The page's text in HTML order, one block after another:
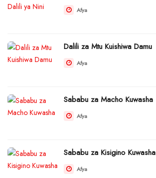
Afya
Dalili za Mtu Kuishiwa Damu
Afya
Sababu za Macho Kuwasha
Afya
Sababu za Kisigino Kuwasha
Afya